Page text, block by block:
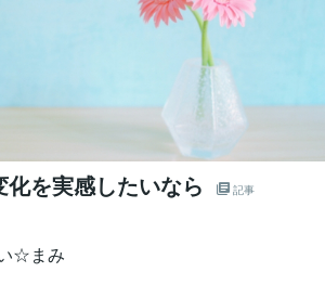
を実感したいなら 記事
☆まみ